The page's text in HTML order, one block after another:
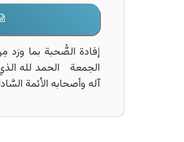
إفادة الصُّحبة بما ورَد
الجمعة الحمد لله
آله وأصحابه الأئمة